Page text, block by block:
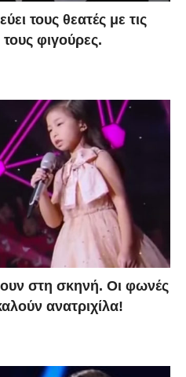
τους θεατές με τις
φιγούρες.
στη σκηνή. Οι φωνές
ανατριχίλα!